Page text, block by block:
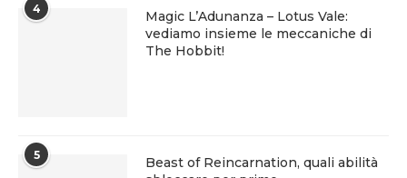
4
Magic L’Adunanza – Lotus Vale:
vediamo insieme le meccaniche di
The Hobbit!
5
Beast of Reincarnation, quali abilità